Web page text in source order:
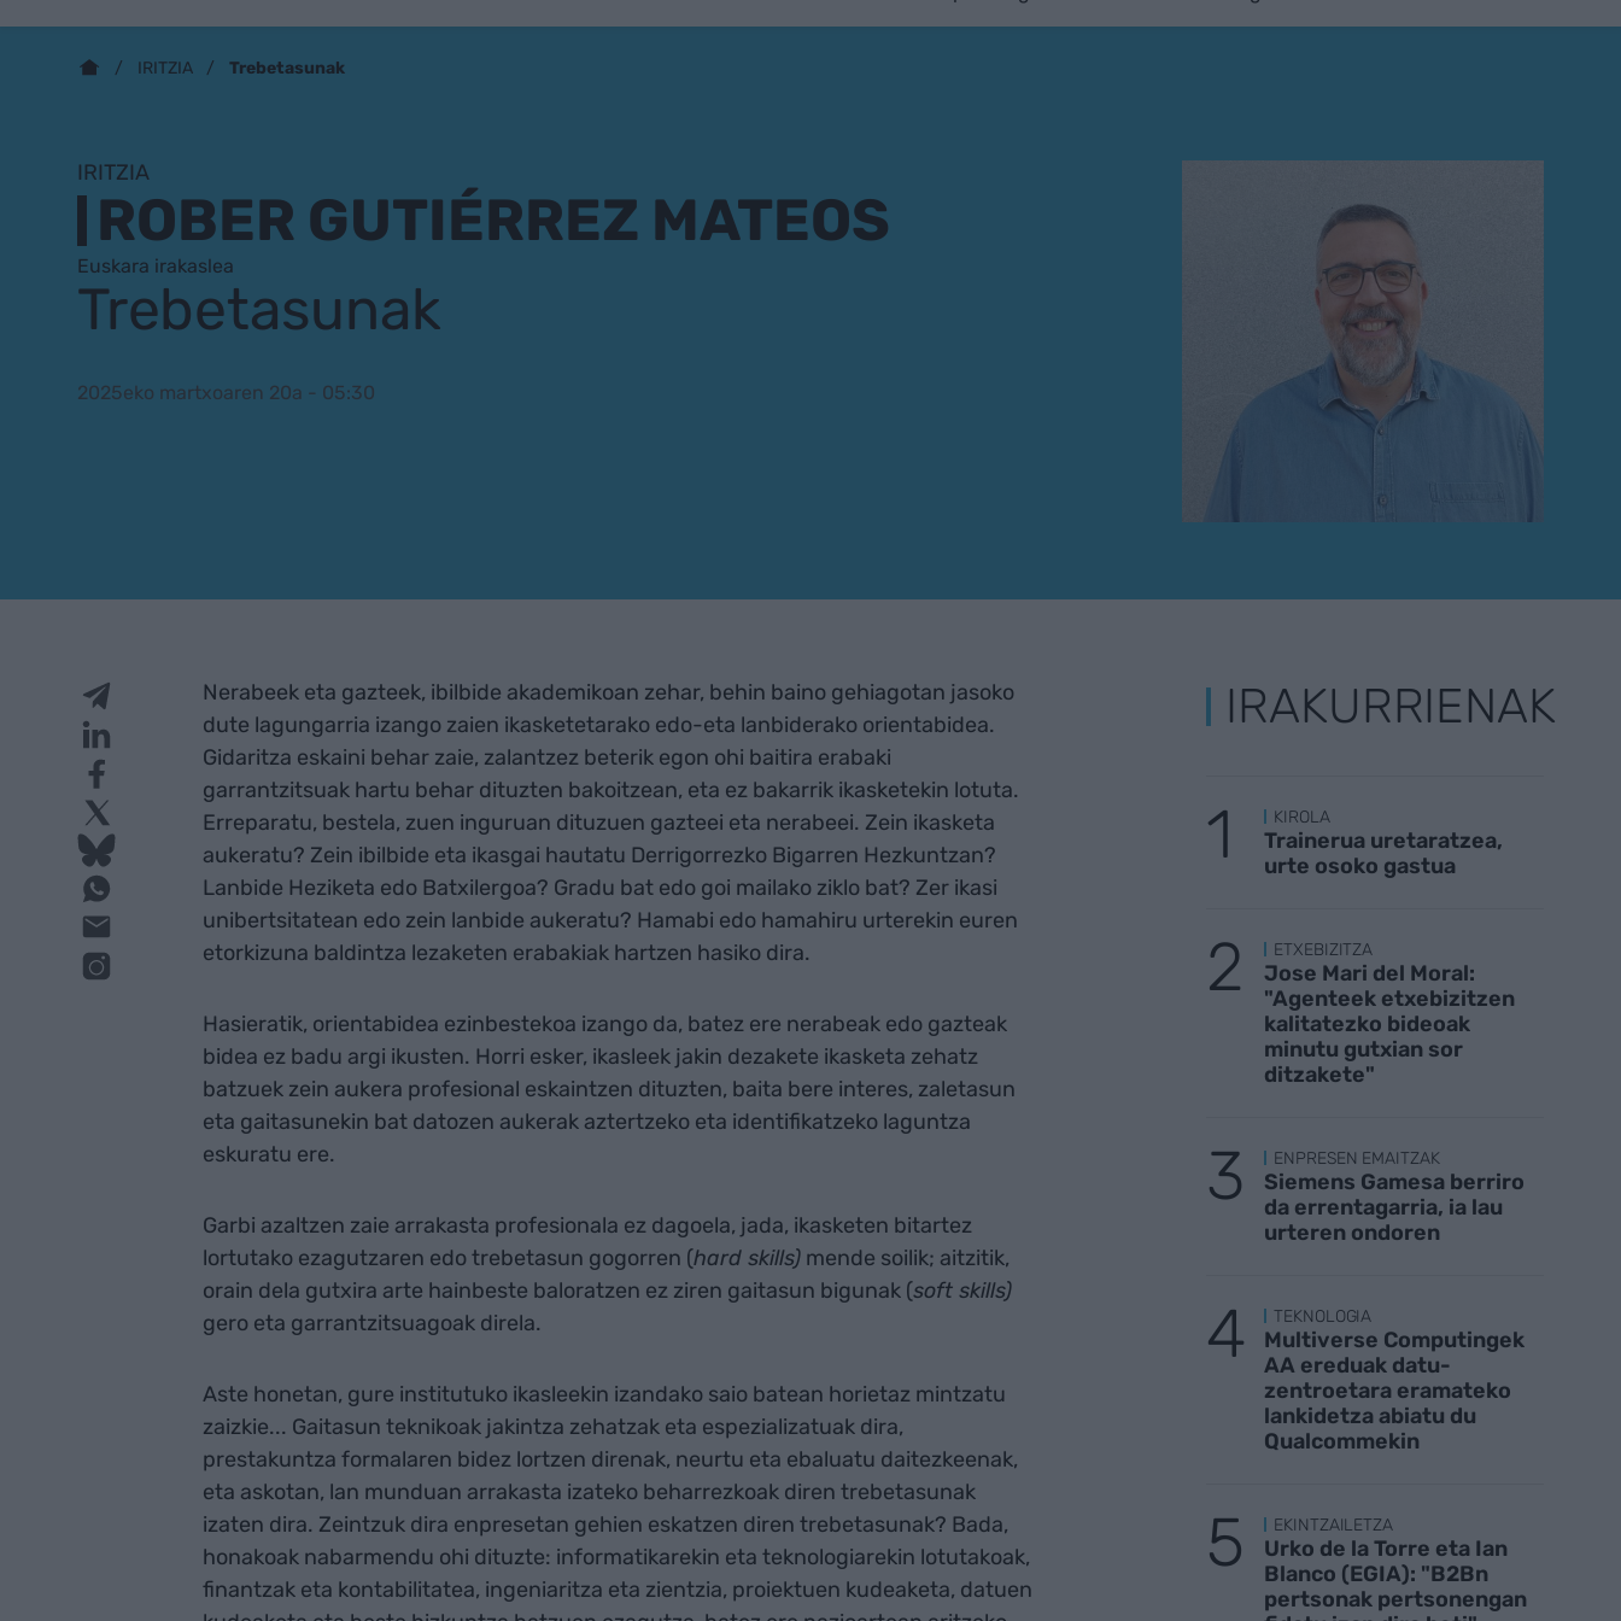
IRITZIA Trebetasunak
IRITZIA
ROBER GUTIÉRREZ MATEOS
Euskara irakaslea
Trebetasunak
2025eko martxoaren 20a - 05:30
Nerabeek eta gazteek, ibilbide akademikoan zehar, behin baino gehiagotan jasoko
dute lagungarria izango zaien ikasketetarako edo-eta lanbiderako orientabidea.
Gidaritza eskaini behar zaie, zalantzez beterik egon ohi baitira erabaki
garrantzitsuak hartu behar dituzten bakoitzean, eta ez bakarrik ikasketekin lotuta.
Erreparatu, bestela, zuen inguruan dituzuen gazteei eta nerabeei. Zein ikasketa
aukeratu? Zein ibilbide eta ikasgai hautatu Derrigorrezko Bigarren Hezkuntzan?
Lanbide Heziketa edo Batxilergoa? Gradu bat edo goi mailako ziklo bat? Zer ikasi
unibertsitatean edo zein lanbide aukeratu? Hamabi edo hamahiru urterekin euren
etorkizuna baldintza lezaketen erabakiak hartzen hasiko dira.
Hasieratik, orientabidea ezinbestekoa izango da, batez ere nerabeak edo gazteak
bidea ez badu argi ikusten. Horri esker, ikasleek jakin dezakete ikasketa zehatz
batzuek zein aukera profesional eskaintzen dituzten, baita bere interes, zaletasun
eta gaitasunekin bat datozen aukerak aztertzeko eta identifikatzeko laguntza
eskuratu ere.
Garbi azaltzen zaie arrakasta profesionala ez dagoela, jada, ikasketen bitartez
lortutako ezagutzaren edo trebetasun gogorren (hard skills)mende soilik; aitzitik,
orain dela gutxira arte hainbeste baloratzen ez ziren gaitasun bigunak (soft skills)
gero eta garrantzitsuagoak direla.
Aste honetan, gure institutuko ikasleekin izandako saio batean horietaz mintzatu
zaizkie... Gaitasun teknikoak jakintza zehatzak eta espezializatuak dira,
prestakuntza formalaren bidez lortzen direnak, neurtu eta ebaluatu daitezkeenak,
eta askotan, lan munduan arrakasta izateko beharrezkoak diren trebetasunak
izaten dira. Zeintzuk dira enpresetan gehien eskatzen diren trebetasunak? Bada,
honakoak nabarmendu ohi dituzte: informatikarekin eta teknologiarekin lotutakoak,
finantzak eta kontabilitatea, ingeniaritza eta zientzia, proiektuen kudeaketa, datuen
IRAKURRIENAK
KIROLA
Trainerua uretaratzea,
urte osoko gastua
ETXEBIZITZA
Jose Mari del Moral:
"Agenteek etxebizitzen
kalitatezko bideoak
minutu gutxian sor
ditzakete"
ENPRESEN EMAITZAK
Siemens Gamesa berriro
da errentagarria, ia lau
urteren ondoren
TEKNOLOGIA
Multiverse Computingek
AA ereduak datu-
zentroetara eramateko
lankidetza abiatu du
Qualcommekin
EKINTZAILETZA
Urko de la Torre eta Ian
Blanco (EGIA): "B2Bn
pertsonak pertsonengan